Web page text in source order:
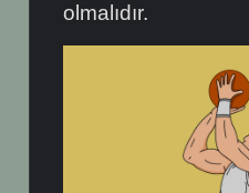
olmalıdır.